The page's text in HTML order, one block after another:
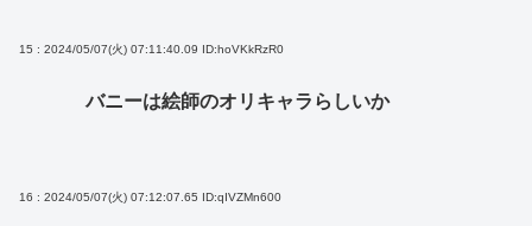
15 : 2024/05/07(火) 07:11:40.09 ID:hoVKkRzR0
バニーは絵師のオリキャラらしいか
16 : 2024/05/07(火) 07:12:07.65 ID:qIVZMn600